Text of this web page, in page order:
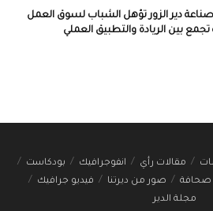
دير الزور تؤهل الشباب لسوق العمل
تجمع بين الريادة والتطبيق العملي
مقالات رأي انفوجرافيك
بودكاست
صحافة صور من ديرتنا
فيديو جرافيك
مجلة الدير